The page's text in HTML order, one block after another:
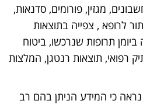
מגזין, פורומים, סדנאות,
תור לרופא , צפייה בתוצאות
תרופות שנרכשו, ביטוח
רפואי, תוצאות רנטגן, המלצות
כי המידע הניתן בהם רב